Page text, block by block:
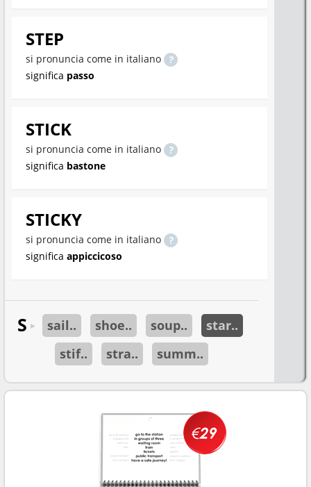
STEP
si pronuncia come in italiano
significa passo
STICK
si pronuncia come in italiano
significa bastone
STICKY
si pronuncia come in italiano
significa appiccicoso
S ► sail.. shoe.. soup..
star..
stif..
stra.. summ..